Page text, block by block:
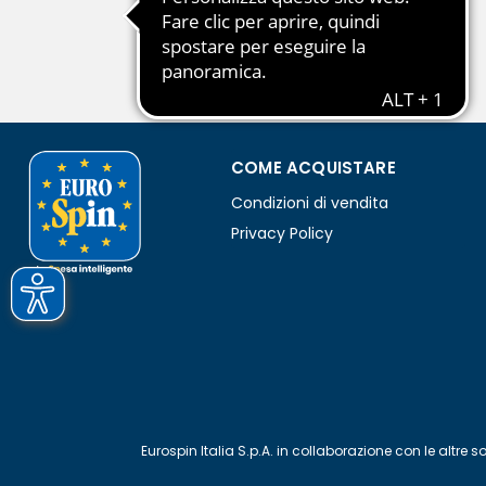
COME ACQUISTARE
Condizioni di vendita
Privacy Policy
Eurospin Italia S.p.A. in collaborazione con le altre